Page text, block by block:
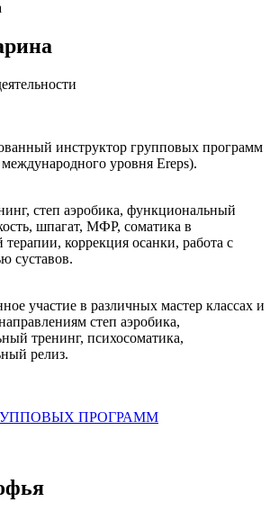
инструктор групповых программ
уровня Ereps).
степ аэробика, функциональный
шпагат, МФР, соматика в
терапии, коррекция осанки, работа с
суставов.
участие в различных мастер классах и
степ аэробика,
тренинг, психосоматика,
релиз.
ПРОГРАММ